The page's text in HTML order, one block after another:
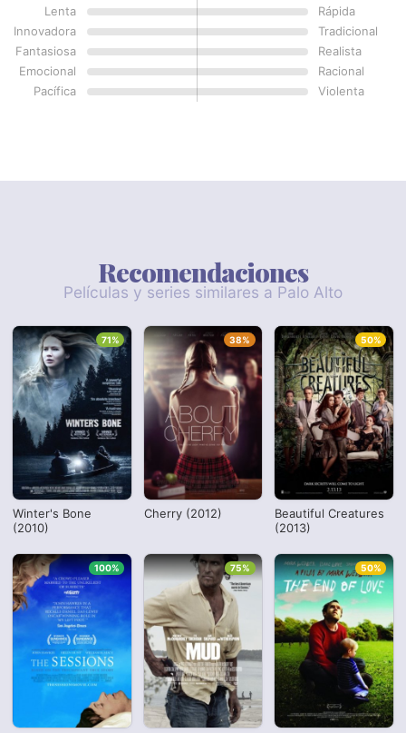
Lenta
Rápida
Innovadora
Tradicional
Fantasiosa
Realista
Emocional
Racional
Pacífica
Violenta
Recomendaciones
Películas y series similares a Palo Alto
Winter's Bone
(2010)
71%
Cherry (2012)
38%
Beautiful Creatures
(2013)
50%
100% 75% 50%